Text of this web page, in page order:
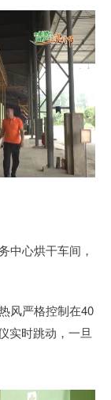
中心烘干车间，
风严格控制在40
实时跳动，一旦